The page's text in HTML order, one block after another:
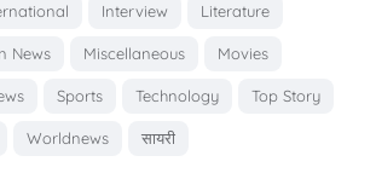
Interview Literature
News Miscellaneous Movies
Sports Technology Top Story
Worldnews सायरी